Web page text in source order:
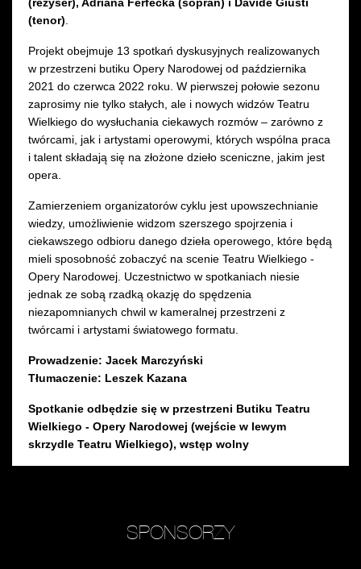
(reżyser), Adriana Ferfecka (sopran) i Davide Giusti
(tenor).
Projekt obejmuje 13 spotkań dyskusyjnych realizowanych
w przestrzeni butiku Opery Narodowej od października
2021 do czerwca 2022 roku. W pierwszej połowie sezonu
zaprosimy nie tylko stałych, ale i nowych widzów Teatru
Wielkiego do wysłuchania ciekawych rozmów – zarówno z
twórcami, jak i artystami operowymi, których wspólna praca
i talent składają się na złożone dzieło sceniczne, jakim jest
opera.
Zamierzeniem organizatorów cyklu jest upowszechnianie
wiedzy, umożliwienie widzom szerszego spojrzenia i
ciekawszego odbioru danego dzieła operowego, które będą
mieli sposobność zobaczyć na scenie Teatru Wielkiego -
Opery Narodowej. Uczestnictwo w spotkaniach niesie
jednak ze sobą rzadką okazję do spędzenia
niezapomnianych chwil w kameralnej przestrzeni z
twórcami i artystami światowego formatu.
Prowadzenie: Jacek Marczyński
Tłumaczenie: Leszek Kazana
Spotkanie odbędzie się w przestrzeni Butiku Teatru
Wielkiego - Opery Narodowej (wejście w lewym
skrzydle Teatru Wielkiego), wstęp wolny
SPONSORZY